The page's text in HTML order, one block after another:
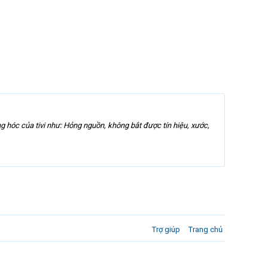
hóc của tivi như: Hỏng nguồn, không bắt được tín hiệu, xước,
Trợ giúp Trang chủ